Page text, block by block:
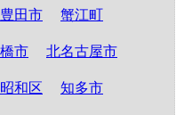
豊田市 蟹江町
市 北名古屋市
和区 知多市